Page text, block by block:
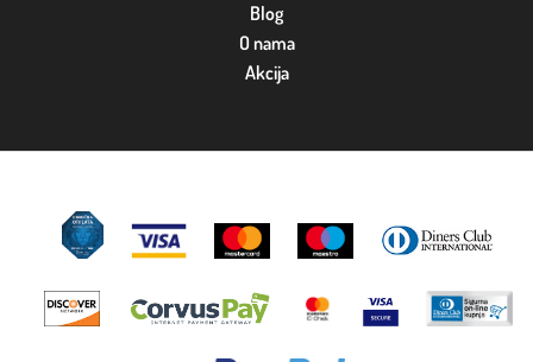
Blog
O nama
Akcija